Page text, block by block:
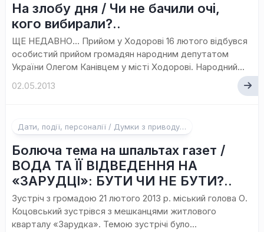
На злобу дня / Чи не бачили очі,
кого вибирали?..
ЩЕ НЕДАВНО… Прийом у Ходорові 16 лютого відбувся
особистий прийом громадян народним депутатом
України Олегом Канівцем у місті Ходорові. Народний...
02.05.2013
Дати, події, персоналії / Думки з приводу…
Болюча тема на шпальтах газет /
ВОДА ТА ЇЇ ВІДВЕДЕННЯ НА
«ЗАРУДЦІ»: БУТИ ЧИ НЕ БУТИ?..
Зустріч з громадою 21 лютого 2013 р. міський голова О.
Коцовський зустрівся з мешканцями житлового
кварталу «Зарудка». Темою зустрічі було...